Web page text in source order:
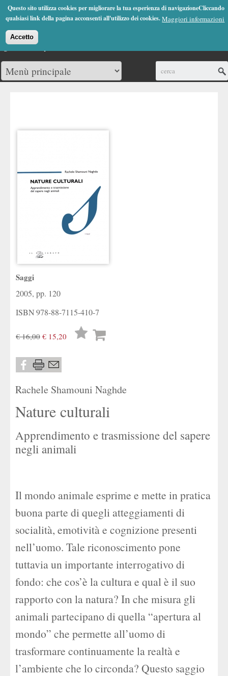
Questo sito utilizza cookies per migliorare la tua esperienza di navigazioneCliccando
qualsiasi link della pagina acconsenti all'utilizzo dei cookies.Maggiori informazioni
Accetto
Jump to Navigation
(0)
Saggi
2005, pp. 120
ISBN978-88-7115-410-7
€ 16,00 € 15,20
Lista
Rachele Shamouni Naghde
Nature culturali
Apprendimento e trasmissione del sapere
negli animali
Il mondo animale esprime e mette in pratica
buona parte di quegli atteggiamenti di
socialità, emotività e cognizione presenti
nell’uomo. Tale riconoscimento pone
tuttavia un importante interrogativo di
fondo: che cos’è la cultura e qual è il suo
rapporto con la natura? In che misura gli
animali partecipano di quella “apertura al
mondo” che permette all’uomo di
trasformare continuamente la realtà e
l’ambiente che lo circonda? Questo saggio